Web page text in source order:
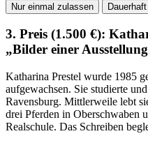
Nur einmal zulassen
3. Preis (1.500 €):
„Bilder einer
Katharina Prestel wurde 1985
aufgewachsen. Sie studierte
Ravensburg. Mittlerweile lebt
drei Pferden in Oberschwaben
Realschule. Das Schreiben